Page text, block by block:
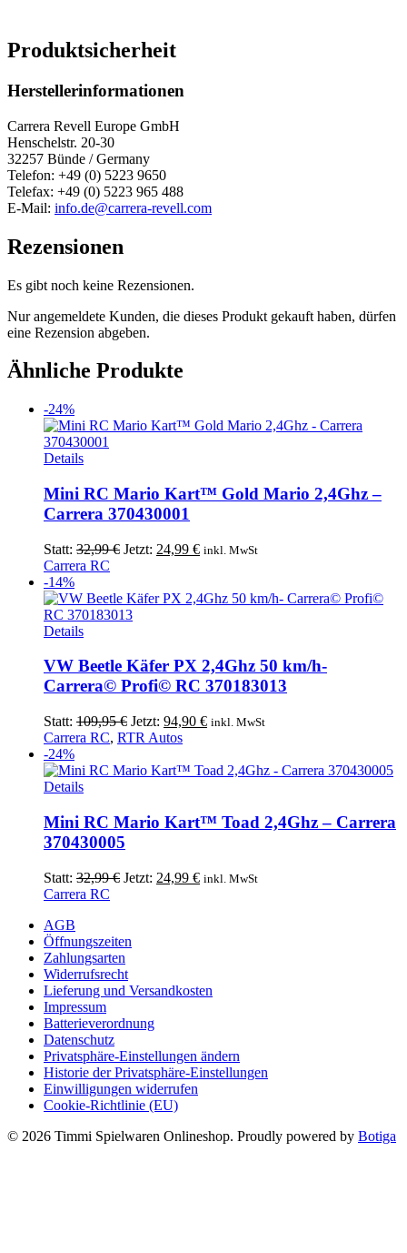
Produktsicherheit
Herstellerinformationen
Carrera Revell Europe GmbH
Henschelstr. 20-30
32257 Bünde / Germany
Telefon: +49 (0) 5223 9650
Telefax: +49 (0) 5223 965 488
E-Mail: info.de@carrera-revell.com
Rezensionen
Es gibt noch keine Rezensionen.
Nur angemeldete Kunden, die dieses Produkt gekauft haben, dürfen
eine Rezension abgeben.
Ähnliche Produkte
-24%
Details
Mini RC Mario Kart™ Gold Mario 2,4Ghz –
Carrera 370430001
Statt: 32,99€ Ursprünglicher
32,99 €
Jetzt: 24,99 €Aktueller
24,99 €.
inkl. MwSt
Carrera RC
-14%
Details
VW Beetle Käfer PX 2,4Ghz 50 km/h-
Carrera© Profi© RC 370183013
Statt: 109,95€ Ursprünglicher
Preis
109,95 €
Jetzt: 94,90 €Aktueller
94,90 €.
inkl. MwSt
Carrera RC, RTR Autos
-24%
Details
Mini RC Mario Kart™ Toad 2,4Ghz – Carrera
370430005
Statt: 32,99€ Ursprünglicher
Jetzt: 24,99 €Aktueller
inkl. MwSt
Carrera RC
AGB
Öffnungszeiten
Zahlungsarten
Widerrufsrecht
Lieferung und Versandkosten
Impressum
Batterieverordnung
Datenschutz
Privatsphäre-Einstellungen ändern
Historie der Privatsphäre-Einstellungen
Einwilligungen widerrufen
Cookie-Richtlinie (EU)
© 2026 Timmi Spielwaren Onlineshop. Proudly powered by Botiga